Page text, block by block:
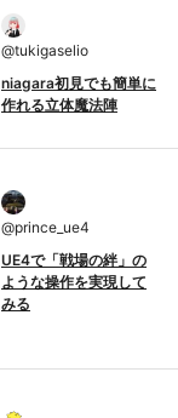
@tukigaselio
niagara初見でも簡単に
作れる立体魔法陣
@prince_ue4
UE4で「戦場の絆」の
ような操作を実現して
みる